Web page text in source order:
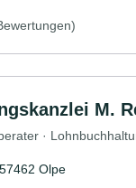
M.
·
Olpe